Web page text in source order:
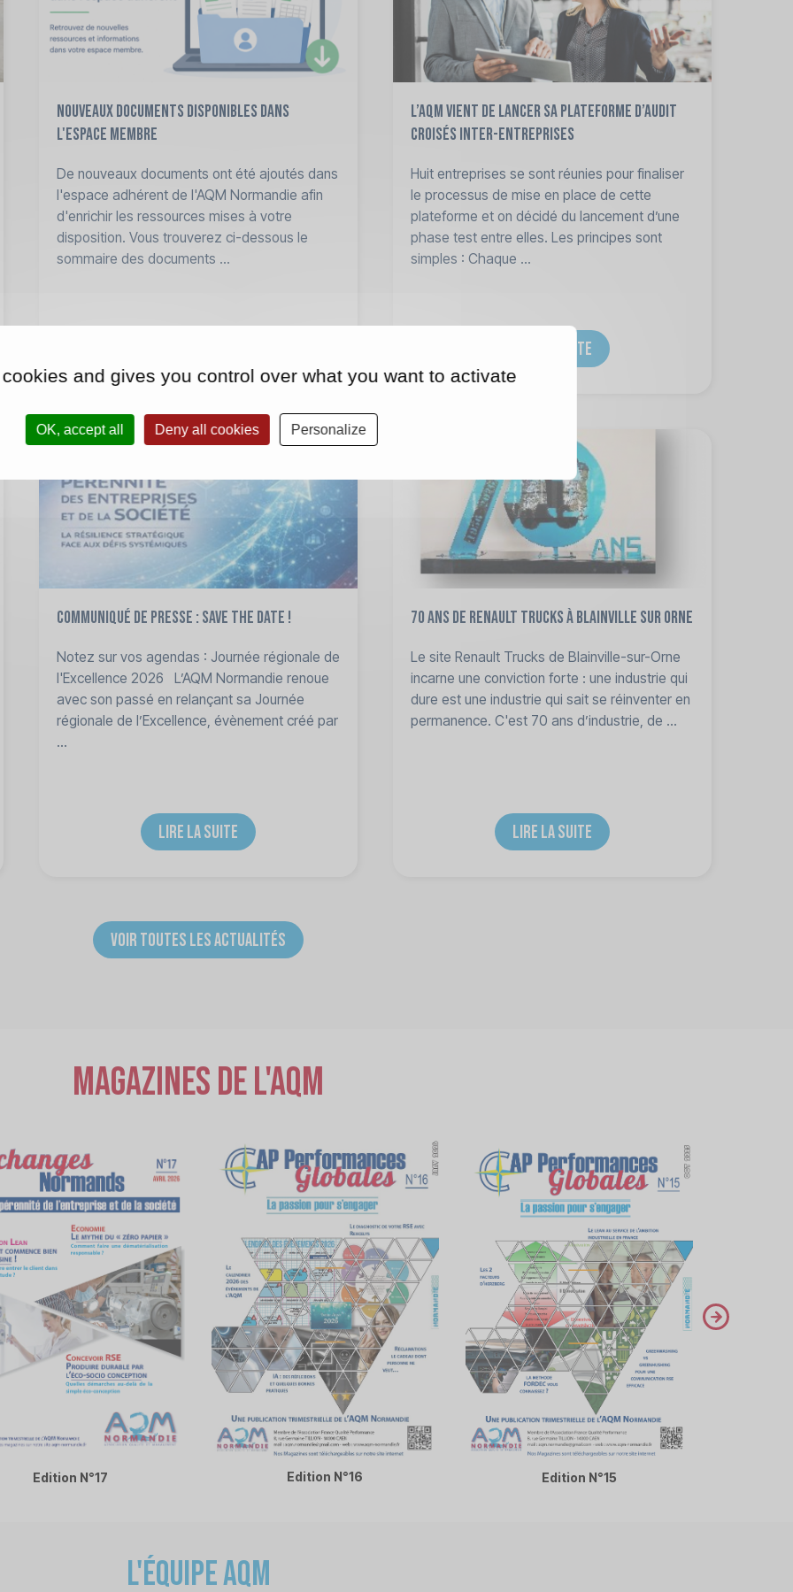
Nouveaux documents disponibles dans
l'espace membre
De nouveaux documents ont été ajoutés dans
l'espace adhérent de l'AQM Normandie afin
d'enrichir les ressources mises à votre
disposition. Vous trouverez ci-dessous le
sommaire des documents ...
L’AQM vient de lancer sa plateforme d’audit
croisés inter-entreprises
Huit entreprises se sont réunies pour finaliser
le processus de mise en place de cette
plateforme et on décidé du lancement d’une
phase test entre elles. Les principes sont
simples : Chaque ...
LIRE LA SUITE
Communiqué de presse : Save the date !
Notez sur vos agendas : Journée régionale de
l'Excellence 2026 L’AQM Normandie renoue
avec son passé en relançant sa Journée
régionale de l’Excellence, évènement créé par
...
LIRE LA SUITE
70 ans de Renault trucks à Blainville sur Orne
Le site Renault Trucks de Blainville-sur-Orne
incarne une conviction forte : une industrie qui
dure est une industrie qui sait se réinventer en
permanence. C'est 70 ans d’industrie, de ...
LIRE LA SUITE
VOIR TOUTES LES ACTUALITÉS
Magazines de l'AQM
Edition N°17 Edition N°16 Edition N°15
next
L'équipe AQM
and gives you control over what you want to activate
OK, accept all Deny all cookies Personalize